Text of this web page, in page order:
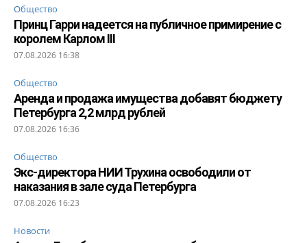
Общество
Принц Гарри надеется на публичное примирение с
королем Карлом III
07.08.2026 16:38
Общество
Аренда и продажа имущества добавят бюджету
Петербурга 2,2 млрд рублей
07.08.2026 16:36
Общество
Экс-директора НИИ Трухина освободили от
наказания в зале суда Петербурга
07.08.2026 16:23
Новости